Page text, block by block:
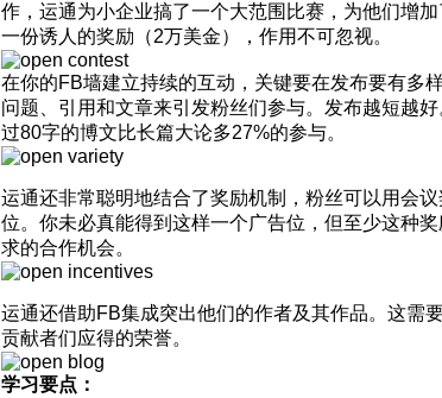
作，运通为小企业搞了一个大范围比赛，为他们增加
一份诱人的奖励（2万美金），作用不可忽视。
在你的FB墙建立持续的互动，关键要在发布要有多
问题、引用和文章来引发粉丝们参与。发布越短越
过80字的博文比长篇大论多27%的参与。
运通还非常聪明地结合了奖励机制，粉丝可以用会
位。你未必真能得到这样一个广告位，但至少这种
求的合作机会。
运通还借助FB集成突出他们的作者及其作品。这需
贡献者们应得的荣誉。
学习要点：